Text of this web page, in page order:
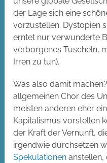
der Lage sich eine
vorzustellen. Dystopien
erntet nur verwunderte
verborgenes Tuscheln,
Irren zu tun).
Was also damit
allgemeinen Chor des
meisten anderen eher
Kapitalismus vorstellen
der Kraft der Vernunft,
irgendwie durchsetzen
Spekulationen anstellen,